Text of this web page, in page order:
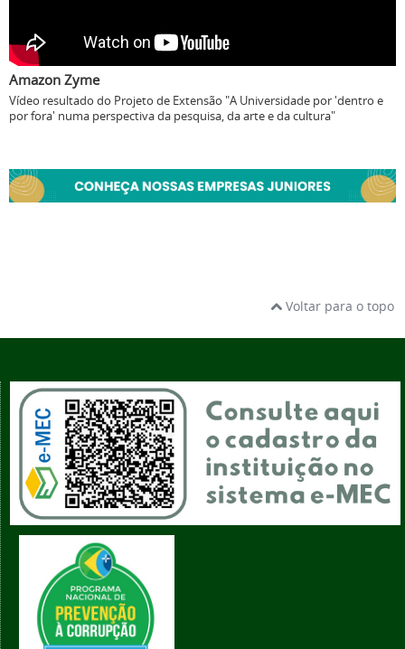
Amazon Zyme
Vídeo resultado do Projeto de Extensão "A Universidade por 'dentro e
por fora' numa perspectiva da pesquisa, da arte e da cultura"
Voltar para o topo